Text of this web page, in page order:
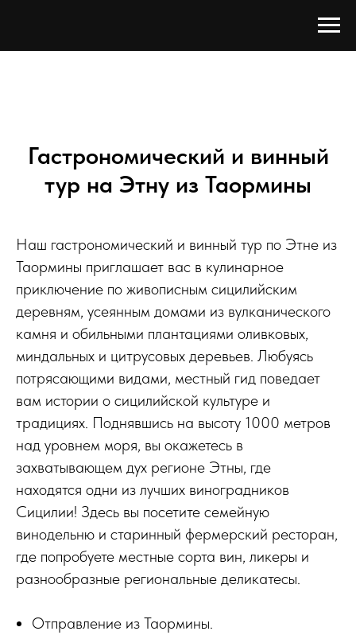
Гастрономический и винный
тур на Этну из Таормины
Наш гастрономический и винный тур по Этне из
Таормины приглашает вас в кулинарное
приключение по живописным сицилийским
деревням, усеянным домами из вулканического
камня и обильными плантациями оливковых,
миндальных и цитрусовых деревьев. Любуясь
потрясающими видами, местный гид поведает
вам истории о сицилийской культуре и
традициях. Поднявшись на высоту 1000 метров
над уровнем моря, вы окажетесь в
захватывающем дух регионе Этны, где
находятся одни из лучших виноградников
Сицилии! Здесь вы посетите семейную
винодельню и старинный фермерский ресторан,
где попробуете местные сорта вин, ликеры и
разнообразные региональные деликатесы.
Отправление из Таормины.